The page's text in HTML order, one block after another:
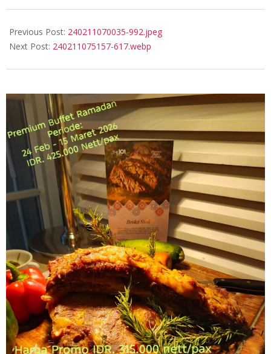
02-
11
Previous Post: 240211070035-992.jpeg
Next Post: 240211075157-617.webp